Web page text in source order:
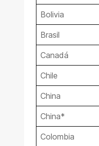
Bolivia
Brasil
Canadá
Chile
China
China*
Colombia